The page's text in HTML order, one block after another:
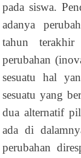
pada siswa.
adanya
tahun
perubahan
sesuatu hal
sesuatu yang
dua alternatif
ada di
perubahan